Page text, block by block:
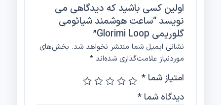
اولین کسی باشید که دیدگاهی می
نویسد “ساعت هوشمند شیائومی
گلوریمی Glorimi Loop”
نشانی ایمیل شما منتشر نخواهد شد. بخش‌های
موردنیاز علامت‌گذاری شده‌اند*
امتیاز شما*
دیدگاه شما*